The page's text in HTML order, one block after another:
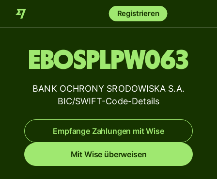
Registrieren
EBOSPLPW063
BANK OCHRONY SRODOWISKA S.A.
BIC/SWIFT-Code-Details
Empfange Zahlungen mit Wise
Mit Wise überweisen